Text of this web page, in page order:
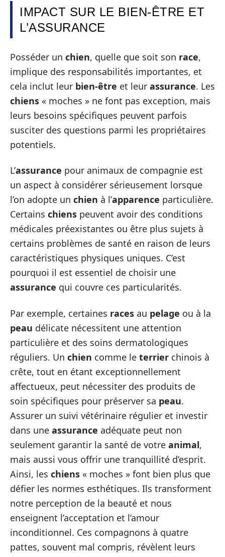
IMPACT SUR LE BIEN-ÊTRE ET
L’ASSURANCE
Posséder un chien, quelle que soit son race,
implique des responsabilités importantes, et
cela inclut leur bien-être et leur assurance. Les
chiens « moches » ne font pas exception, mais
leurs besoins spécifiques peuvent parfois
susciter des questions parmi les propriétaires
potentiels.
L’assurance pour animaux de compagnie est
un aspect à considérer sérieusement lorsque
l’on adopte un chien à l’apparence particulière.
Certains chiens peuvent avoir des conditions
médicales préexistantes ou être plus sujets à
certains problèmes de santé en raison de leurs
caractéristiques physiques uniques. C’est
pourquoi il est essentiel de choisir une
assurance qui couvre ces particularités.
Par exemple, certaines races au pelage ou à la
peau délicate nécessitent une attention
particulière et des soins dermatologiques
réguliers. Un chien comme le terrier chinois à
crête, tout en étant exceptionnellement
affectueux, peut nécessiter des produits de
soin spécifiques pour préserver sa peau.
Assurer un suivi vétérinaire régulier et investir
dans une assurance adéquate peut non
seulement garantir la santé de votre animal,
mais aussi vous offrir une tranquillité d’esprit.
Ainsi, les chiens « moches » font bien plus que
défier les normes esthétiques. Ils transforment
notre perception de la beauté et nous
enseignent l’acceptation et l’amour
inconditionnel. Ces compagnons à quatre
pattes, souvent mal compris, révèlent leurs